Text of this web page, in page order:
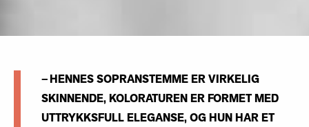
– HENNES SOPRANSTEMME ER VIRKELIG
SKINNENDE, KOLORATUREN ER FORMET MED
UTTRYKKSFULL ELEGANSE, OG HUN HAR ET